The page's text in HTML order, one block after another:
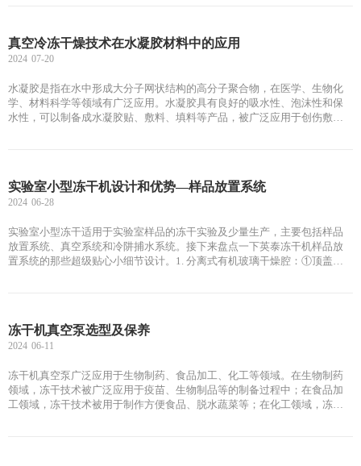
电路进行除尘，防止因灰尘和湿度过高导致的电路问题。‌通过遵循这些维
护保养方法，可以有效延长离心机的使用寿命并保持其良好运行状态。
真空冷冻干燥技术在水凝胶材料中的应用
水凝胶是指在水中形成大分子网状结构的高分子聚合物，在医学、生物化
学、材料科学等领域有广泛应用。水凝胶具有良好的吸水性、泡沫性和保
水性，可以制备成水凝胶贴、敷料、填料等产品，被广泛应用于创伤敷
2024 07-20
实验室小型冻干机设计和优势—样品放置系统
实验室小型冻干适用于实验室样品的冻干实验及少量生产，主要包括样品
放置系统、真空系统和冷阱捕水系统。接下来盘点一下英泰冻干机样品放
置系统的那些超级贴心小细节设计。1. 分离式有机玻璃干燥腔：①顶盖分
需涂抹油脂即可具备优异的密封性能。2. 不锈钢腔体：英泰所有机型的冻
干机腔体均为316L不锈钢全黑特氟龙涂层干燥腔，特别适用于有机溶剂或
2024 06-28
冻干机真空泵选型及保养
冻干机真空泵广泛应用于生物制药、食品加工、化工等领域。在生物制药
领域，冻干技术被广泛应用于疫苗、生物制品等的制备过程中；在食品加
工领域，冻干技术被用于制作方便食品、脱水蔬菜等；在化工领域，冻干
2024 06-11